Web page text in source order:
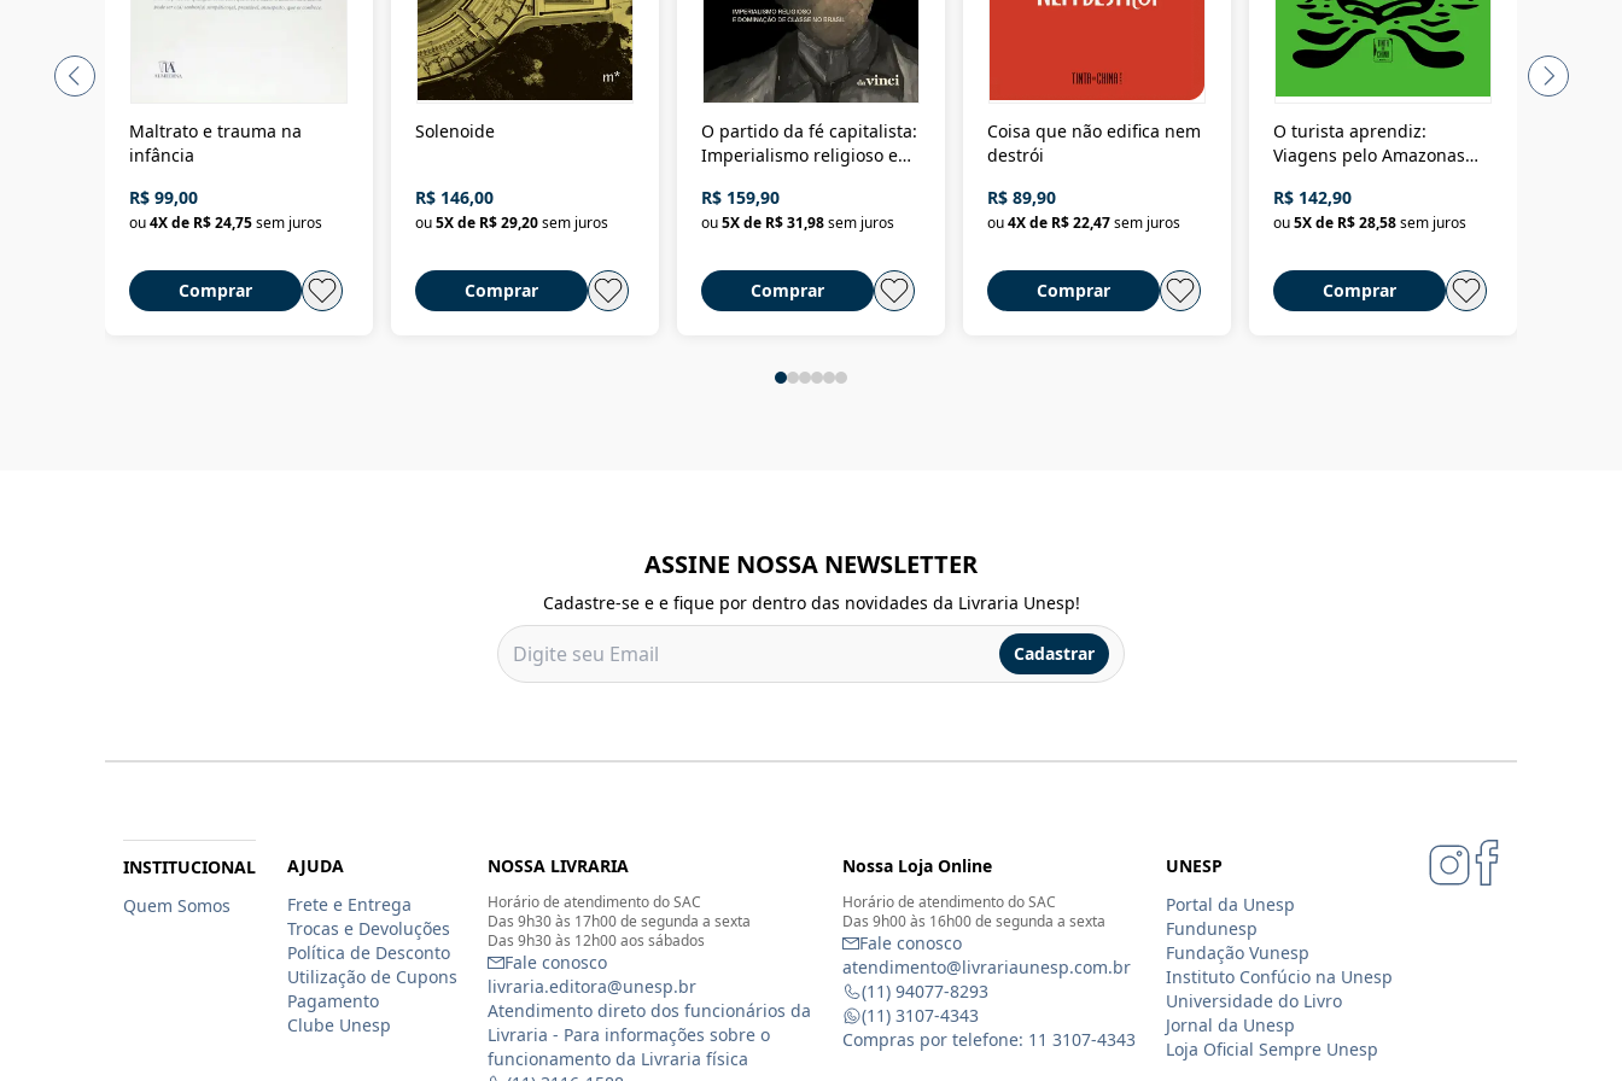
Maltrato e trauma na
infância
R$ 99,00
ou4X de R$ 24,75sem juros
Comprar
Solenoide
R$ 146,00
ou5X de R$ 29,20sem juros
Comprar
O partido da fé capitalista:
Imperialismo religioso e
Brasil
R$ 159,90
ou5X de R$ 31,98sem juros
Comprar
Coisa que não edifica nem
destrói
R$ 89,90
ou4X de R$ 22,47sem juros
Comprar
O turista aprendiz:
Viagens pelo Amazonas
até a Bolívia e por Marajó
até dizer chega
R$ 142,90
ou5X de R$ 28,58sem juros
Comprar
ASSINE NOSSA NEWSLETTER
Cadastre-se e e fique por dentro das novidades da Livraria Unesp!
Cadastrar
INSTITUCIONAL
Quem Somos
AJUDA
Frete e Entrega
Trocas e Devoluções
Política de Desconto
Utilização de Cupons
Pagamento
Clube Unesp
NOSSA LIVRARIA
Horário de atendimento do SAC
Das 9h30 às 17h00 de segunda a sexta
Das 9h30 às 12h00 aos sábados
Fale conosco
livraria.editora@unesp.br
Atendimento direto dos funcionários da
Livraria - Para informações sobre o
funcionamento da Livraria física
Nossa Loja Online
Horário de atendimento do SAC
Das 9h00 às 16h00 de segunda a sexta
Fale conosco
atendimento@livrariaunesp.com.br
(11) 94077-8293
(11) 3107-4343
Compras por telefone: 11 3107-4343
UNESP
Portal da Unesp
Fundunesp
Fundação Vunesp
Instituto Confúcio na Unesp
Universidade do Livro
Jornal da Unesp
Loja Oficial Sempre Unesp